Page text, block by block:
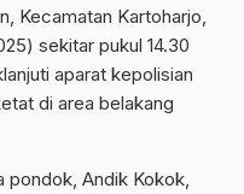
Kecamatan Kartoharjo,
sekitar pukul 14.30
aparat kepolisian
di area belakang
pondok, Andik Kokok,